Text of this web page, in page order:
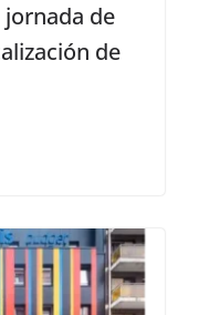
de
de